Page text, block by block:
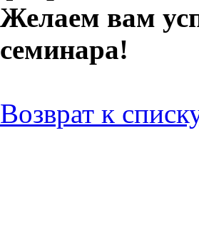
Желаем вам
семинара!
Возврат к